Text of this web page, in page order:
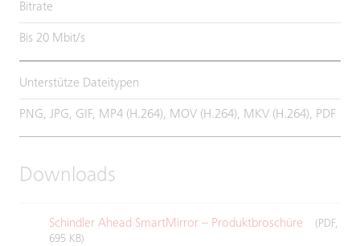
Bitrate
Bis 20 Mbit/s
Unterstütze Dateitypen
PNG, JPG, GIF, MP4 (H.264), MOV (H.264), MKV (H.264), PDF
Downloads
Schindler Ahead SmartMirror – Produktbroschüre
(PDF,
695 KB)